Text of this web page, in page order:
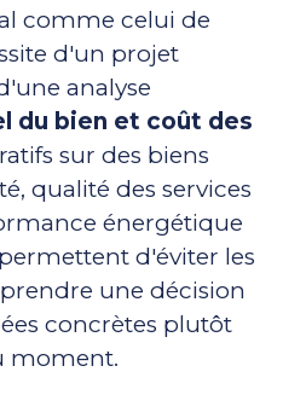
comme celui de
d'un projet
analyse
du bien et coût des
sur des biens
qualité des services
énergétique
d'éviter les
une décision
concrètes plutôt
moment.